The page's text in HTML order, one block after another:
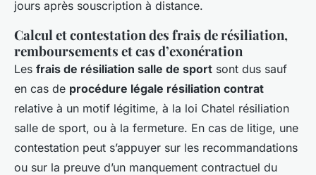
jours après souscription à distance.
Calcul et contestation des frais de résiliation,
remboursements et cas d’exonération
Les frais de résiliation salle de sport sont dus sauf
en cas de procédure légale résiliation contrat
relative à un motif légitime, à la loi Chatel résiliation
salle de sport, ou à la fermeture. En cas de litige, une
contestation peut s’appuyer sur les recommandations
ou sur la preuve d’un manquement contractuel du